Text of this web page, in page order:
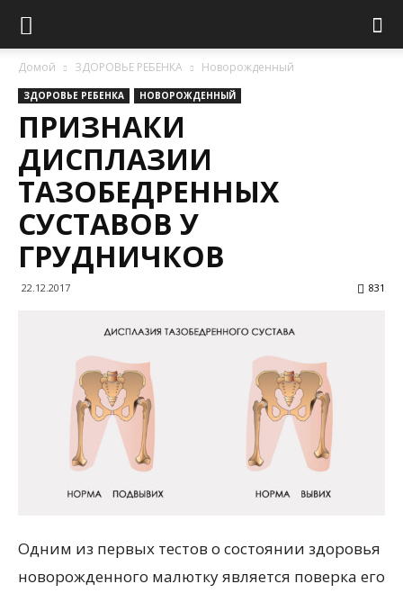
Домой ЗДОРОВЬЕ РЕБЕНКА Новорожденный
ЗДОРОВЬЕ РЕБЕНКА НОВОРОЖДЕННЫЙ
ПРИЗНАКИ
ДИСПЛАЗИИ
ТАЗОБЕДРЕННЫХ
СУСТАВОВ У
ГРУДНИЧКОВ
22.12.2017 831
Одним из первых тестов о состоянии здоровья
новорожденного малютку является поверка его